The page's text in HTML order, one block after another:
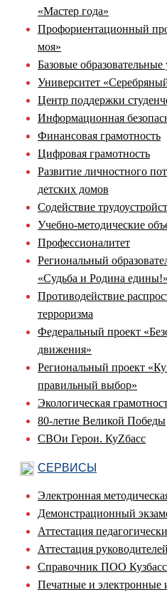
«Мастер года»
Профориентационный
моя»
Базовые
Университет
Центр поддержки
Информационная
Финансовая грамотность
Цифровая грамотность
Развитие личностного
детских домов
Содействие
Учебно-методические
Профессионалитет
Региональный
«Судьба и Родина едины!»
Противодействие
терроризма
Федеральный проект
движения»
Региональный проект
правильный выбор»
Экологическая
80-летие Великой Победы
СВОи Герои. КуZбасс
СЕРВИСЫ
Электронная
Демонстрационный
Аттестация
Аттестация руководителей
Справочник ПОО
Печатные и электронные